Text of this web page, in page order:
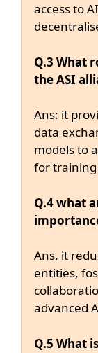
access to
Q.3 What
the ASI
Ans: it
data
models to
for
Q.4 what
Ans. it
entities,
advanced
Q.5 What